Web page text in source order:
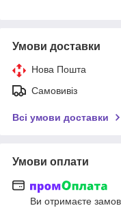
Умови доставки
Нова Пошта
Самовивіз
Всі умови доставки
Умови оплати
Ви отримаєте